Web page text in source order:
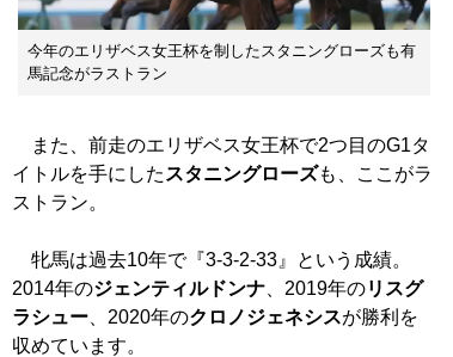
今年のエリザベス女王杯を制したスタニングローズも有
馬記念がラストラン
また、前走のエリザベス女王杯で2つ目のG1タ
イトルを手にした スタニングローズも、ここがラ
ストラン。
牝馬は過去10年で『3-3-2-33』という成績。
2014年のジェンティルドンナ 、2019年のリスグ
ラシュー 、2020年のクロノジェネシスが勝利を
収めています。